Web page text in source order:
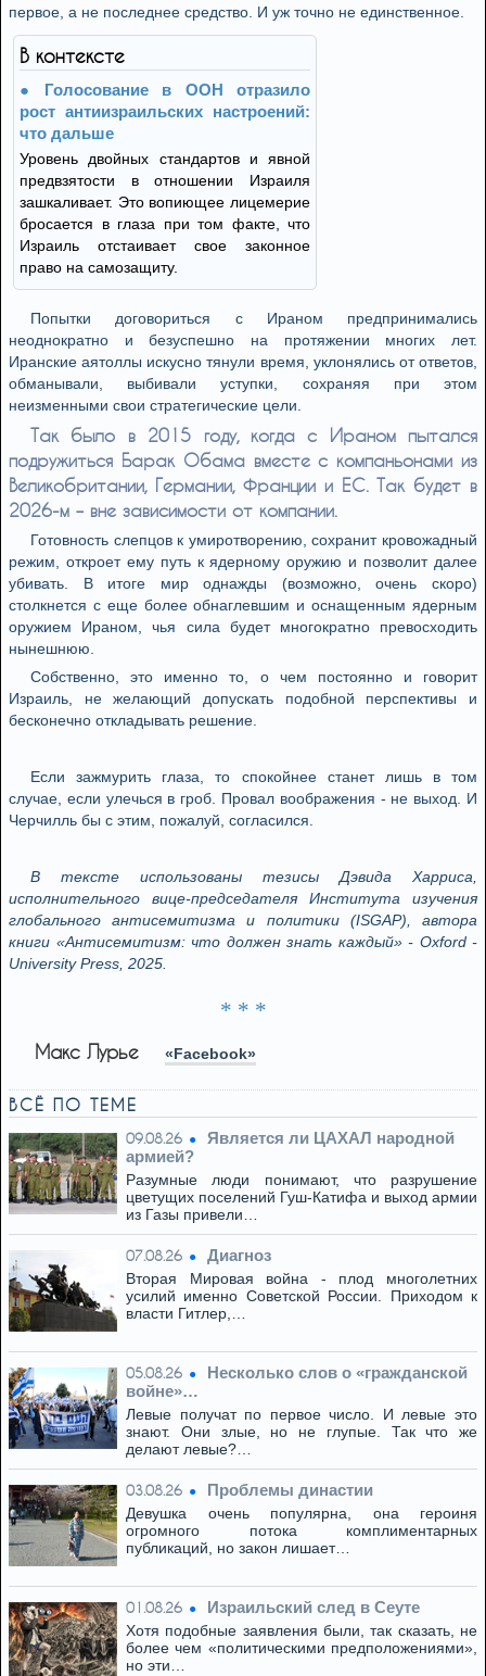
первое, а не последнее средство. И уж точно не единственное.
В контексте
Голосование в ООН отразило
рост антиизраильских настроений:
что дальше
Уровень двойных стандартов и явной
предвзятости в отношении Израиля
зашкаливает. Это вопиющее лицемерие
бросается в глаза при том факте, что
Израиль отстаивает свое законное
право на самозащиту.
Попытки договориться с Ираном предпринимались
неоднократно и безуспешно на протяжении многих лет.
Иранские аятоллы искусно тянули время, уклонялись от ответов,
обманывали, выбивали уступки, сохраняя при этом
неизменными свои стратегические цели.
Так было в 2015 году, когда с Ираном пытался
подружиться Барак Обама вместе с компаньонами из
Великобритании, Германии, Франции и ЕС. Так будет в
2026-м – вне зависимости от компании.
Готовность слепцов к умиротворению, сохранит кровожадный
режим, откроет ему путь к ядерному оружию и позволит далее
убивать. В итоге мир однажды (возможно, очень скоро)
столкнется с еще более обнаглевшим и оснащенным ядерным
оружием Ираном, чья сила будет многократно превосходить
нынешнюю.
Собственно, это именно то, о чем постоянно и говорит
Израиль, не желающий допускать подобной перспективы и
бесконечно откладывать решение.
Если зажмурить глаза, то спокойнее станет лишь в том
случае, если улечься в гроб. Провал воображения - не выход. И
Черчилль бы с этим, пожалуй, согласился.
В тексте использованы тезисы Дэвида Харриса,
исполнительного вице-председателя Института изучения
глобального антисемитизма и политики (ISGAP), автора
книги «Антисемитизм: что должен знать каждый» - Oxford -
University Press, 2025.
* * *
Макс Лурье «Facebook»
ВСЁ ПО ТЕМЕ
09.08.26
Является ли ЦАХАЛ народной
армией?
Разумные люди понимают, что разрушение
цветущих поселений Гуш-Катифа и выход армии
из Газы привели…
07.08.26 Диагноз
Вторая Мировая война - плод многолетних
усилий именно Советской России. Приходом к
власти Гитлер,…
05.08.26
Несколько слов о «гражданской
войне»…
Левые получат по первое число. И левые это
знают. Они злые, но не глупые. Так что же
делают левые?…
03.08.26 Проблемы династии
Девушка очень популярна, она героиня
огромного потока комплиментарных
публикаций, но закон лишает…
01.08.26 Израильский след в Сеуте
Хотя подобные заявления были, так сказать, не
более чем «политическими предположениями»,
но эти…